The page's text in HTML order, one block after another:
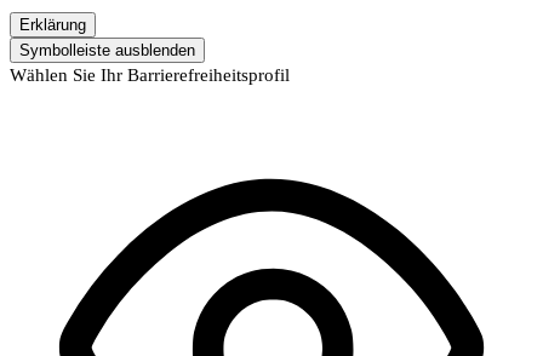
Erklärung
Symbolleiste ausblenden
Wählen Sie Ihr Barrierefreiheitsprofil